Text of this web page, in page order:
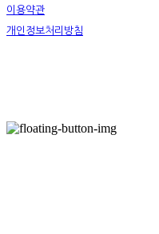
이용약관
개인정보처리방침